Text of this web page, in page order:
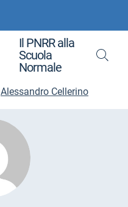
Il PNRR alla
Scuola
Normale
Alessandro Cellerino